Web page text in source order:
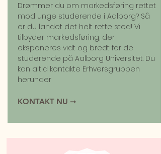
Drømmer du om markedsføring rettet
mod unge studerende i Aalborg? Så
er du landet det helt rette sted! Vi
tilbyder markedsføring, der
eksponeres vidt og bredt for de
studerende på Aalborg Universitet. Du
kan altid kontakte Erhversgruppen
herunder
KONTAKT NU ➞